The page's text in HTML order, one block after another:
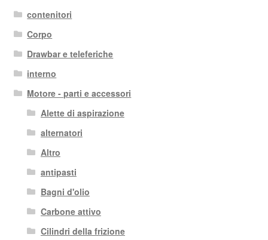
contenitori
Corpo
Drawbar e teleferiche
interno
Motore - parti e accessori
Alette di aspirazione
alternatori
Altro
antipasti
Bagni d'olio
Carbone attivo
Cilindri della frizione